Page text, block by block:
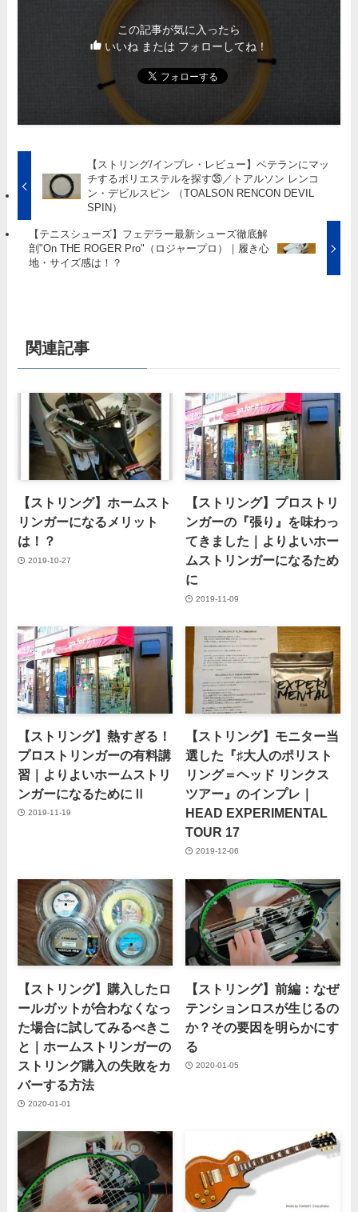
この記事が気に入ったら
いいね または フォローしてね！
【ストリング/インプレ・レビュー】ベテランにマッ
チするポリエステルを探す㉟／トアルソン レンコ
ン・デビルスピン （TOALSON RENCON DEVIL
SPIN）
【テニスシューズ】フェデラー最新シューズ徹底解
剖"On THE ROGER Pro"（ロジャープロ）｜履き心
地・サイズ感は！？
関連記事
【ストリング】ホームスト
リンガーになるメリット
は！？
2019-10-27
【ストリング】プロストリ
ンガーの『張り』を味わっ
てきました｜よりよいホー
ムストリンガーになるため
に
2019-11-09
【ストリング】熱すぎる！
プロストリンガーの有料講
習｜よりよいホームストリ
ンガーになるためにⅡ
2019-11-19
【ストリング】モニター当
選した『♯大人のポリスト
リング＝ヘッド リンクス
ツアー』のインプレ｜
HEAD EXPERIMENTAL
TOUR 17
2019-12-06
【ストリング】購入したロ
ールガットが合わなくなっ
た場合に試してみるべきこ
と｜ホームストリンガーの
ストリング購入の失敗をカ
バーする方法
2020-01-01
【ストリング】前編：なぜ
テンションロスが生じるの
か？その要因を明らかにす
る
2020-01-05